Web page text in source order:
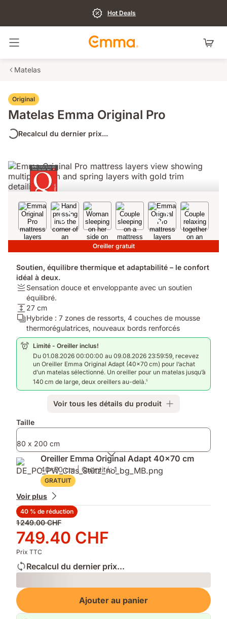
Hot Deals
Basculer la navigation
Matelas
Original
Matelas Emma Original Pro
Recalcul du dernier prix...
Oreiller gratuit
Soutien, équilibre thermique et adaptabilité – le confort
idéal à deux.
Firmness:
Sensation
douce
et
enveloppante
avec
un
soutien
équilibré.
Sensation douce et enveloppante avec un soutien
équilibré.
Hauteur
du
matelas:
27
cm
27 cm
Ergonomie/Zones:
Hybride
:
zones
ressorts,
4
mousse
thermorégulatrices,
nouveaux
bords
renforcés
Hybride : 7 zones de ressorts, 4 couches de mousse
thermorégulatrices, nouveaux bords renforcés
Limité - Oreiller inclus!
Du 01.08.2026 00:00:00 au 09.08.2026 23:59:59, recevez
un Oreiller Emma Original Adapt (40×70 cm) pour l’achat
d’un matelas sélectionné. Un oreiller pour un matelas jusqu’à
140 cm de large, deux oreillers au-delà.5
Voir tous les détails du produit
Produits
Taille
80 x 200 cm
Oreiller Emma Original Adapt 40x70 cm
40x70 cm | Quantité: 1
GRATUIT
Voir plus
40 % de réduction
Prix
d'origine
1 249.00 CHF
1 249.00 CHF
Prix
749.40 CHF
749.40 CHF
Prix TTC
Recalcul du dernier prix...
Loading
Ajouter au panier